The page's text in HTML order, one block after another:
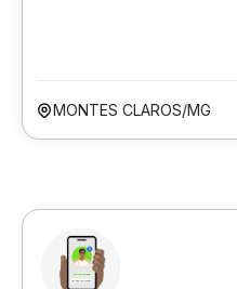
MONTES CLAROS/MG